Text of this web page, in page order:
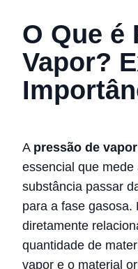
O Que é
Vapor?
A pressão de vapor
essencial que
substância passar
para a fase gasosa.
diretamente
quantidade de
vapor e o material